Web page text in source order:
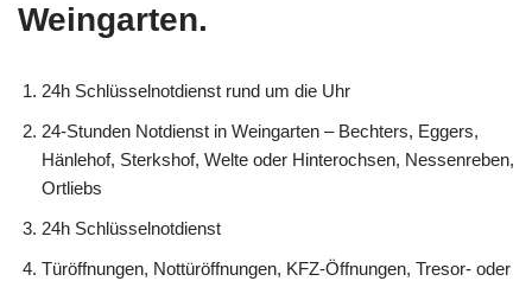
Weingarten.
24h Schlüsselnotdienst rund um die Uhr
24-Stunden Notdienst in Weingarten – Bechters, Eggers,
Hänlehof, Sterkshof, Welte oder Hinterochsen, Nessenreben,
Ortliebs
24h Schlüsselnotdienst
Türöffnungen, Nottüröffnungen, KFZ-Öffnungen, Tresor- oder